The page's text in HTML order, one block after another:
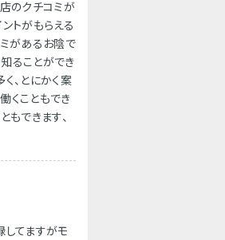
のクチコミが
トがもらえる
があるお陰で
ることができ
、とにかく案
くこともでき
もできます、
してますがモ